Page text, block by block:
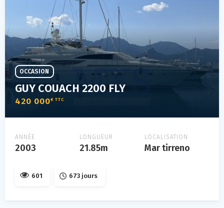
GUY COUACH 2200 FLY
420 000€ TTC
OCCASION
ANNÉE
2003
LONGUEUR
21.85m
LOCALISATION
Mar tirreno
601 673 jours